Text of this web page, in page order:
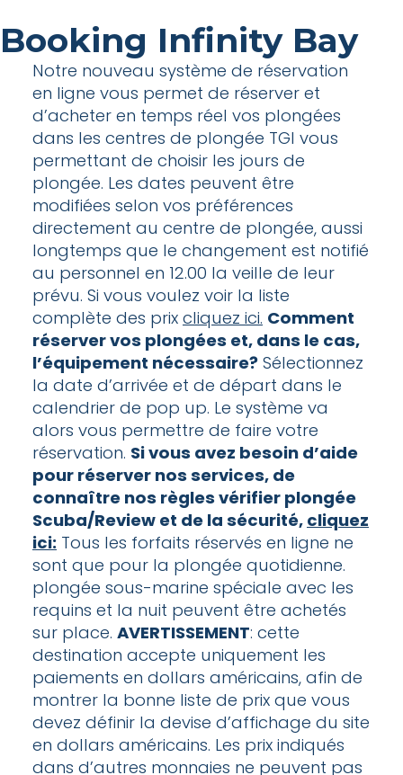
Booking Infinity Bay
Notre nouveau système de réservation
en ligne vous permet de réserver et
d’acheter en temps réel vos plongées
dans les centres de plongée TGI vous
permettant de choisir les jours de
plongée. Les dates peuvent être
modifiées selon vos préférences
directement au centre de plongée, aussi
longtemps que le changement est notifié
au personnel en 12.00 la veille de leur
prévu. Si vous voulez voir la liste
complète des prix cliquez ici. Comment
réserver vos plongées et, dans le cas,
l’équipement nécessaire? Sélectionnez
la date d’arrivée et de départ dans le
calendrier de pop up. Le système va
alors vous permettre de faire votre
réservation. Si vous avez besoin d’aide
pour réserver nos services, de
connaître nos règles vérifier plongée
Scuba/Review et de la sécurité, cliquez
ici: Tous les forfaits réservés en ligne ne
sont que pour la plongée quotidienne.
plongée sous-marine spéciale avec les
requins et la nuit peuvent être achetés
sur place. AVERTISSEMENT: cette
destination accepte uniquement les
paiements en dollars américains, afin de
montrer la bonne liste de prix que vous
devez définir la devise d’affichage du site
en dollars américains. Les prix indiqués
dans d’autres monnaies ne peuvent pas